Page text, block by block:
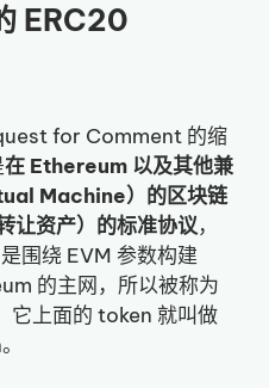
ERC20
for Comment 的缩
在 Ethereum 以及其他兼
Machine）的区块链
让资产）的标准协议，
围绕 EVM 参数构建
的主网，所以被称为
它上面的 token 就叫做